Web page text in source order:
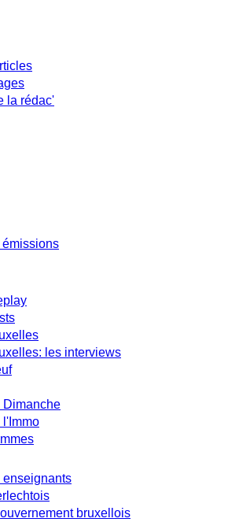
la rédac'
émissions
les interviews
Dimanche
l'Immo
bruxellois